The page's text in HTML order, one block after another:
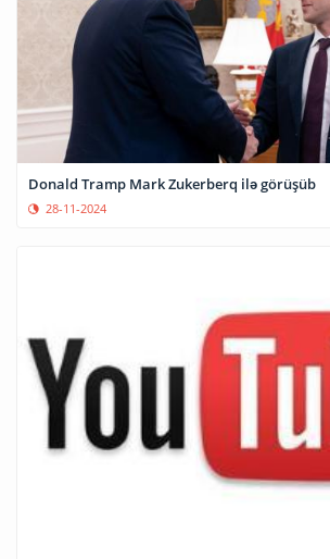
Donald Tramp Mark Zukerberq ilə görüşüb
28-11-2024